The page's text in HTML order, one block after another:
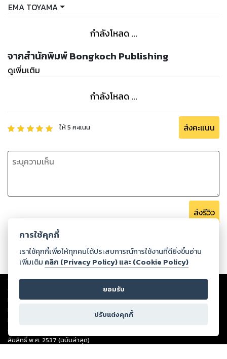
EMA TOYAMA
กำลังโหลด ...
จากสำนักพิมพ์ Bongkoch Publishing
ดูเพิ่มเติม
กำลังโหลด ...
ให้5 คะแนน ส่งคะแนน
ส่งรีวิว
Copyright ©2026Storylog Co., Ltd. - สตอรี่ล็อกขอสงวนสิทธิ์ไม่รับผิดชอบ
ต่อผลงานหรือเนื้อหาใดที่อัปโหลดผ่านเว็บไซต์และปรากฏว่าละเมิดสิทธิใน
ทรัพย์สินทางปัญญาของบุคคลอื่นหรือขัดต่อกฎหมายและศีลธรรม ดังนั้น ผู้อ่าน
ทุกท่านโปรดใช้วิจารณญาณในการกลั่นกรองด้วยตนเอง และหากท่านพบว่าส่วน
หนึ่งส่วนใดขัดต่อกฎหมายและศีลธรรม กรุณาแจ้งมายังบริษัท เพื่อทีมงานจะได้
ดำเนินการในทันที ทั้งนี้ ทางสตอรี่ล็อกขอสงวนลิขสิทธิ์ตามพระราชบัญญัติ
ลิขสิทธิ์ พ.ศ. 2537 (ฉบับล่าสุด)
การใช้คุกกี้
เราใช้คุกกี้เพื่อให้ทุกคนได้ประสบการณ์การใช้งานที่ดียิ่งขึ้นอ่าน
เพิ่มเติม คลิก (Privacy Policy) และ (Cookie Policy)
ยอมรับ
ปรับแต่งคุกกี้